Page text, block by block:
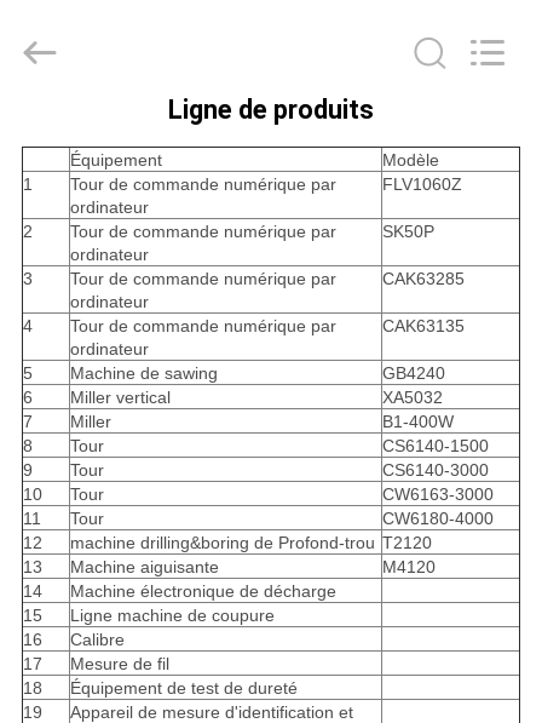
PRODUITS
AU
SUJET
DE
NOUS
VISITE
D'USINE
CONTRÔLE
DE
QUALITÉ
Tools
Ligne de produits
Équipement
Modèle
1
Tour de commande numérique par
ordinateur
FLV1060Z
2
Tour de commande numérique par
ordinateur
SK50P
3
Tour de commande numérique par
ordinateur
CAK63285
4
Tour de commande numérique par
ordinateur
CAK63135
5 Machine de sawing
GB4240
6
Miller vertical
XA5032
7
Miller
B1-400W
8
Tour
CS6140-1500
9
Tour
CS6140-3000
10
Tour
CW6163-3000
11
Tour
CW6180-4000
12
machine drilling&boring de Profond-trou T2120
13
Machine aiguisante
M4120
14
Machine électronique de décharge
15
Ligne machine de coupure
16
Calibre
17
Mesure de fil
18
Équipement de test de dureté
19
Appareil de mesure d'identification et